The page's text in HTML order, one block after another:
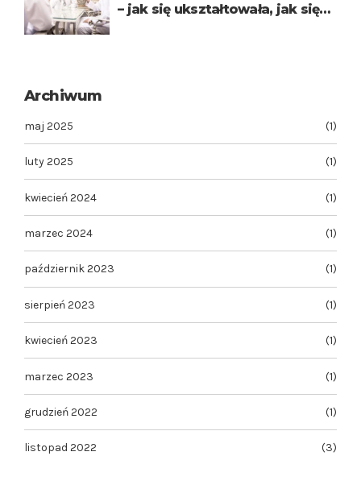
– jak się ukształtowała, jak się
Archiwum
maj 2025 (1)
luty 2025 (1)
kwiecień 2024 (1)
marzec 2024 (1)
październik 2023 (1)
sierpień 2023 (1)
kwiecień 2023 (1)
marzec 2023 (1)
grudzień 2022 (1)
listopad 2022 (3)